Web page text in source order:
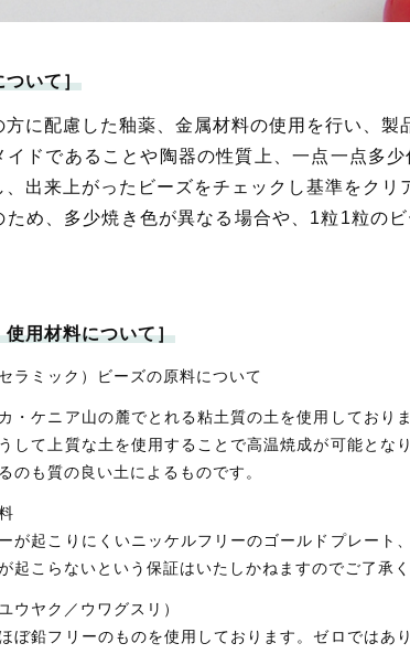
ついて］
方に配慮した釉薬、金属材料の使用を行い、
イドであることや陶器の性質上、一点一点多
、出来上がったビーズをチェックし基準をクリ
ため、多少焼き色が異なる場合や、1粒1粒の
使用材料について］
ラミック）ビーズの原料について
・ケニア山の麓でとれる粘土質の土を使用してお
して上質な土を使用することで高温焼成が可能と
のも質の良い土によるものです。
が起こりにくいニッケルフリーのゴールドプレー
起こらないという保証はいたしかねますのでご了承く
ウヤク／ウワグスリ）
ぼ鉛フリーのものを使用しております。ゼロではあ